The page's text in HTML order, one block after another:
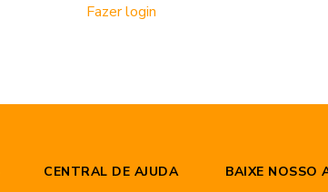
Fazer login
CENTRAL DE AJUDA BAIXE NOSSO